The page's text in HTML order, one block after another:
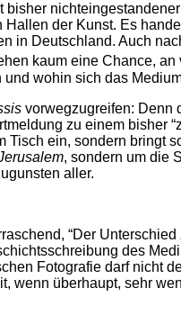
der Kunst. Es
in Deutschland. Auch
kaum eine Chance,
wohin sich das
vorwegzugreifen: Denn
zu einem bisher
ein, sondern bringt
, sondern um die
aller.
“Der
des
Fotografie darf nicht
wenn überhaupt, sehr